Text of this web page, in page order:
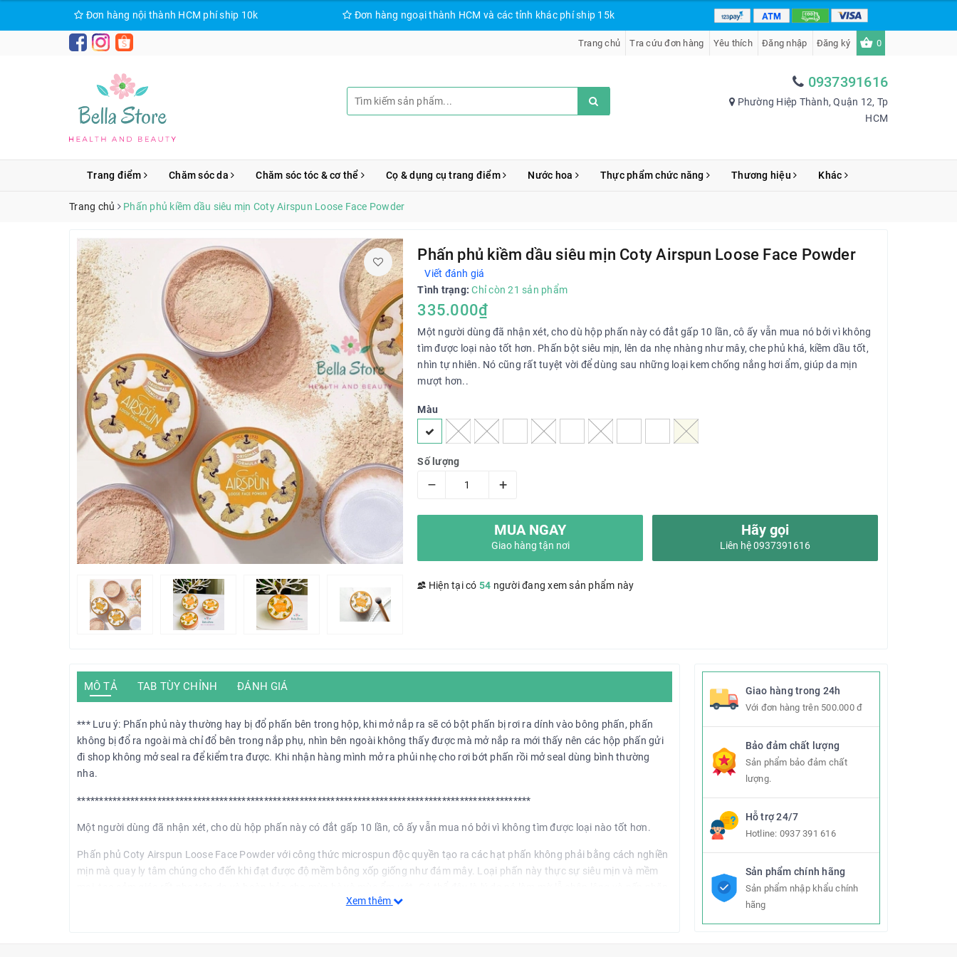
Đơn hàng nội thành HCM phí ship 10k Đơn hàng ngoại thành HCM và các tỉnh khác phí ship 15k
Trang chủ Tra cứu đơn hàng Yêu thích Đăng nhập Đăng ký 0
0937391616
Phường Hiệp Thành, Quận 12, Tp
HCM
Trang điểm Chăm sóc da Chăm sóc tóc & cơ thể Cọ & dụng cụ trang điểm Nước hoa Thực phẩm chức năng Thương hiệu Khác
Trang chủ Phấn phủ kiềm dầu siêu mịn Coty Airspun Loose Face Powder
Phấn phủ kiềm dầu siêu mịn Coty Airspun Loose Face Powder
Viết đánh giá
Tình trạng: Chỉ còn 21 sản phẩm
335.000₫
Một người dùng đã nhận xét, cho dù hộp phấn này có đắt gấp 10 lần, cô ấy vẫn mua nó bởi vì không
tìm được loại nào tốt hơn. Phấn bột siêu mịn, lên da nhẹ nhàng như mây, che phủ khá, kiềm dầu tốt,
nhìn tự nhiên. Nó cũng rất tuyệt vời để dùng sau những loại kem chống nắng hơi ẩm, giúp da mịn
mượt hơn..
Màu
Số lượng
– +
MUA NGAY
Giao hàng tận nơi
Hãy gọi
Liên hệ 0937391616
Hiện tại có 54 người đang xem sản phẩm này
MÔ TẢ TAB TÙY CHỈNH ĐÁNH GIÁ
*** Lưu ý: Phấn phủ này thường hay bị đổ phấn bên trong hộp, khi mở nắp ra sẽ có bột phấn bị rơi ra dính vào bông phấn, phấn
không bị đổ ra ngoài mà chỉ đổ bên trong nắp phụ, nhìn bên ngoài không thấy được mà mở nắp ra mới thấy nên các hộp phấn gửi
đi shop không mở seal ra để kiểm tra được. Khi nhận hàng mình mở ra phủi nhẹ cho rơi bớt phấn rồi mở seal dùng bình thường
nha.
******************************************************************************************************
Một người dùng đã nhận xét, cho dù hộp phấn này có đắt gấp 10 lần, cô ấy vẫn mua nó bởi vì không tìm được loại nào tốt hơn.
Phấn phủ Coty Airspun Loose Face Powder với công thức microspun độc quyền tạo ra các hạt phấn không phải bằng cách nghiền
mịn mà quay ly tâm chúng cho đến khi đạt được độ mềm bông xốp giống như đám mây. Loại phấn này thực sự siêu mịn và mềm
Xem thêm
Giao hàng trong 24h
Với đơn hàng trên 500.000 đ
Bảo đảm chất lượng
Sản phẩm bảo đảm chất
lượng.
Hỗ trợ 24/7
Hotline: 0937 391 616
Sản phẩm chính hãng
Sản phẩm nhập khẩu chính
hãng